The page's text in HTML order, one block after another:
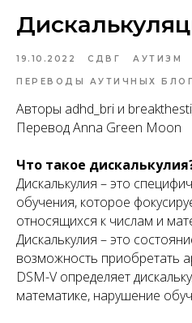
19.10.2022 СДВГ АУТИЗМ
ПЕРЕВОДЫ АУТИЧНЫХ
Авторы adhd_bri и
Перевод Anna Green Moon
Что такое
Дискалькулия – это
обучения, которое
относящихся к числам и
Дискалькулия – это
возможность приобретать
DSM-V определяет
математике, нарушение